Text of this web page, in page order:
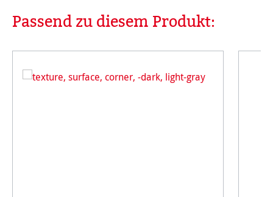
Produktgalerie überspringen
Passend zu diesem Produkt: